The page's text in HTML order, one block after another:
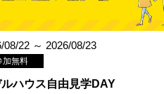
08/22 ～ 2026/08/23
加無料
ハウス自由見学DAY